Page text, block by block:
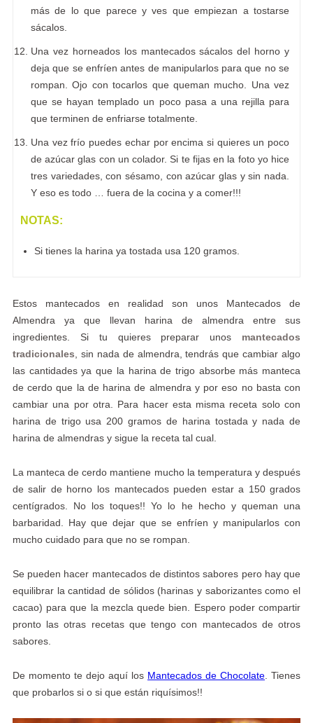
más de lo que parece y ves que empiezan a tostarse
sácalos.
Una vez horneados los mantecados sácalos del horno y
deja que se enfríen antes de manipularlos para que no se
rompan. Ojo con tocarlos que queman mucho. Una vez
que se hayan templado un poco pasa a una rejilla para
que terminen de enfriarse totalmente.
Una vez frío puedes echar por encima si quieres un poco
de azúcar glas con un colador. Si te fijas en la foto yo hice
tres variedades, con sésamo, con azúcar glas y sin nada.
Y eso es todo … fuera de la cocina y a comer!!!
NOTAS:
Si tienes la harina ya tostada usa 120 gramos.
Estos mantecados en realidad son unos Mantecados de
Almendra ya que llevan harina de almendra entre sus
ingredientes. Si tu quieres preparar unos mantecados
tradicionales , sin nada de almendra, tendrás que cambiar algo
las cantidades ya que la harina de trigo absorbe más manteca
de cerdo que la de harina de almendra y por eso no basta con
cambiar una por otra. Para hacer esta misma receta solo con
harina de trigo usa 200 gramos de harina tostada y nada de
harina de almendras y sigue la receta tal cual.
La manteca de cerdo mantiene mucho la temperatura y después
de salir de horno los mantecados pueden estar a 150 grados
centígrados. No los toques!! Yo lo he hecho y queman una
barbaridad. Hay que dejar que se enfríen y manipularlos con
mucho cuidado para que no se rompan.
Se pueden hacer mantecados de distintos sabores pero hay que
equilibrar la cantidad de sólidos (harinas y saborizantes como el
cacao) para que la mezcla quede bien. Espero poder compartir
pronto las otras recetas que tengo con mantecados de otros
sabores.
De momento te dejo aquí los Mantecados de Chocolate . Tienes
que probarlos si o si que están riquísimos!!